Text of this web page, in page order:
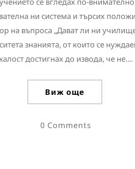
ни система и търсих
на въпроса „Дават ли ни
знанията, от които се
достигнах до извода, че не....
Виж още
0 Comments